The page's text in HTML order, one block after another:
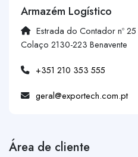
Armazém Logístico
Estrada do Contador nº
Colaço 2130-223 Benavente
+351 210 353 555
geral@exportech.com.pt
Área de cliente